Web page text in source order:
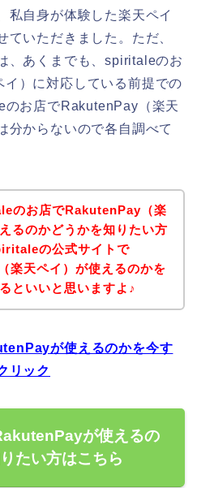
私自身が体験した楽天ペイ
ていただきました。ただ、
、あくまでも、spiritaleのお
）に対応している前提での
お店でRakutenPay（楽天
分からないので各自調べて
のお店でRakutenPay（楽
るのかどうかを知りたい方
の公式サイトで
楽天ペイ）が使えるのかを
といいと思いますよ♪
が使えるのかを今す
リック
が使えるの
たい方はこちら